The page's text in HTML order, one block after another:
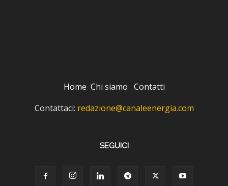
Home Chi siamo Contatti
Contattaci: redazione@canaleenergia.com
SEGUICI